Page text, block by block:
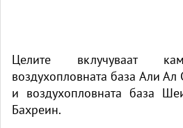
Целите вклучуваат
воздухопловната база Али Ал
и воздухопловната база
Бахреин.